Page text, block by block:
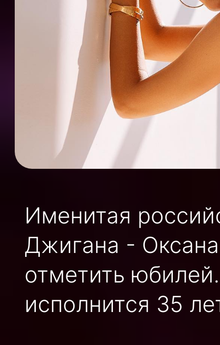
Именитая
Джигана -
отметить
исполнится 35